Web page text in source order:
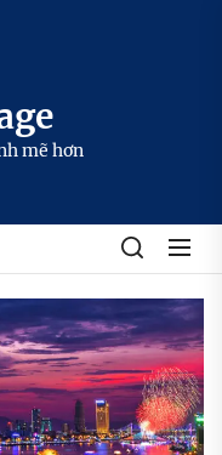
mẽ hơn